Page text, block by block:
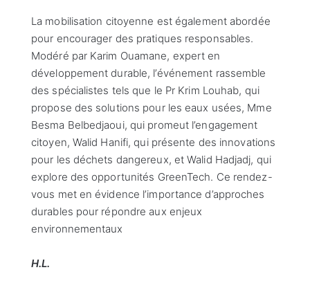
La mobilisation citoyenne est également abordée
pour encourager des pratiques responsables.
Modéré par Karim Ouamane, expert en
développement durable, l’événement rassemble
des spécialistes tels que le Pr Krim Louhab, qui
propose des solutions pour les eaux usées, Mme
Besma Belbedjaoui, qui promeut l’engagement
citoyen, Walid Hanifi, qui présente des innovations
pour les déchets dangereux, et Walid Hadjadj, qui
explore des opportunités GreenTech. Ce rendez-
vous met en évidence l’importance d’approches
durables pour répondre aux enjeux
environnementaux
H.L.